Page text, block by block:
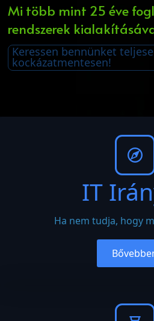
Mi több mint 25 éve
rendszerek
Keressen bennünket
kockázatmentesen!
IT
Ha nem tudja, hogy